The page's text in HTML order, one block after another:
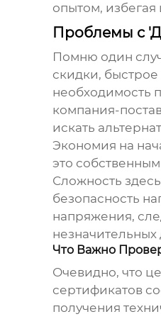
опытом,
Проблемы с
Помню один
скидки,
необходимость
компания-
искать
Экономия на
это
Сложность
безопасность
напряжения,
незначительных
Что Важно
Очевидно, что
сертификатов
получения